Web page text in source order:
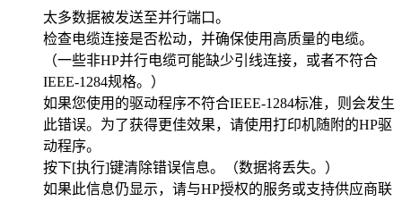
太多数据被发送至并行端口。
检查电缆连接是否松动，并确保使用高质量的电缆。
（一些非HP并行电缆可能缺少引线连接，或者不符合
IEEE-1284规格。）
如果您使用的驱动程序不符合IEEE-1284标准，则会发生
此错误。为了获得更佳效果，请使用打印机随附的HP驱
动程序。
按下[执行]键清除错误信息。（数据将丢失。）
如果此信息仍显示，请与HP授权的服务或支持供应商联